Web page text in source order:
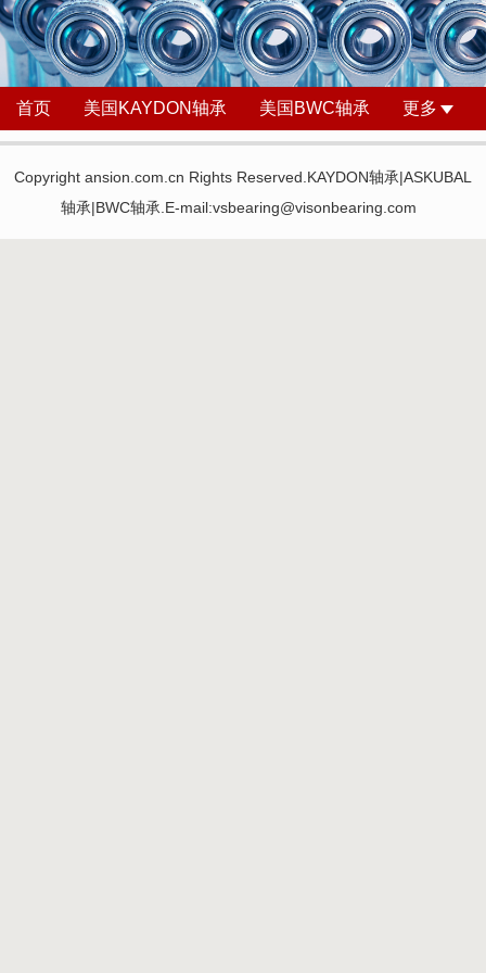
首页 美国KAYDON轴承 美国BWC轴承 更多
Copyright ansion.com.cn Rights Reserved.KAYDON轴承|ASKUBAL
轴承|BWC轴承.E-mail:vsbearing@visonbearing.com